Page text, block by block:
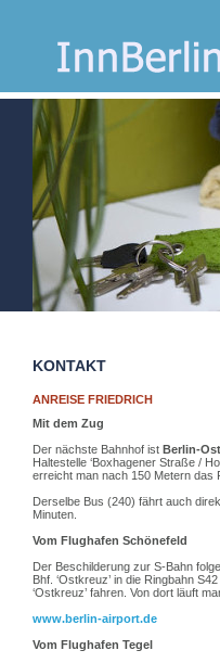
KONTAKT
ANREISE FRIEDRICH
Mit dem Zug
Der nächste Bahnhof ist Berlin-
Haltestelle ‘Boxhagener Straße /
erreicht man nach 150 Metern das
Derselbe Bus (240) fährt auch
Minuten.
Vom Flughafen Schönefeld
Der Beschilderung zur S-Bahn
Bhf. ‘Ostkreuz’ in die Ringbahn
‘Ostkreuz’ fahren. Von dort läuft
www.berlin-airport.de
Vom Flughafen Tegel